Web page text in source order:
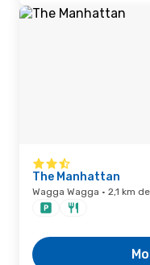
The Manhattan
Wagga Wagga · 2,1 km